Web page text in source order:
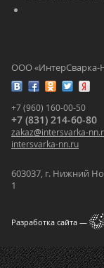
ООО «ИнтерСварка-
+7 (960) 160-00-50
+7 (831) 214-60-80
zakaz@intersvarka-
intersvarka-nn.ru
603037, г. Нижний
1
Разработка сайта —